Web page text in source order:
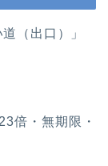
（出口）」
倍・無期限・